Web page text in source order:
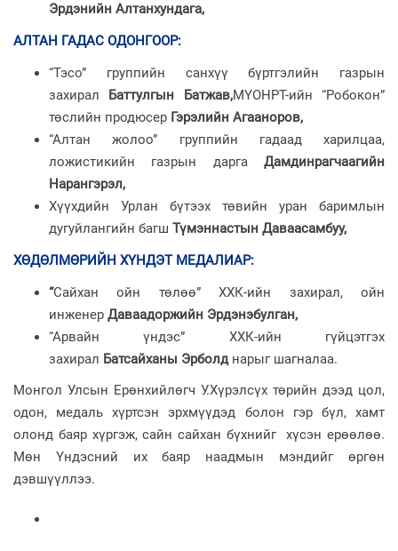
Эрдэнийн Алтанхундага,
АЛТАН ГАДАС ОДОНГООР:
“Тэсо” группийн санхүү бүртгэлийн газрын
захирал
Баттулгын Батжав,МҮОНРТ-ийн “Робокон”
төслийн продюсер Гэрэлийн Агааноров,
“Алтан жолоо” группийн гадаад харилцаа,
ложистикийн газрын дарга Дамдинрагчаагийн
Нарангэрэл,
Хүүхдийн Урлан бүтээх төвийн уран баримлын
дугуйлангийн багш Түмэннастын Даваасамбуу,
ХӨДӨЛМӨРИЙН ХҮНДЭТ МЕДАЛИАР:
“Сайхан ойн төлөө” ХХК-ийн захирал, ойн
инженер Даваадоржийн Эрдэнэбулган,
“Арвайн үндэс” ХХК-ийн гүйцэтгэх
захирал Батсайханы Эрболднарыг шагналаа.
Монгол Улсын Ерөнхийлөгч У.Хүрэлсүх төрийн дээд цол,
одон, медаль хүртсэн эрхмүүдэд болон гэр бүл, хамт
олонд баяр хүргэж, сайн сайхан бүхнийг хүсэн ерөөлөө.
Мөн Үндэсний их баяр наадмын мэндийг өргөн
дэвшүүллээ.